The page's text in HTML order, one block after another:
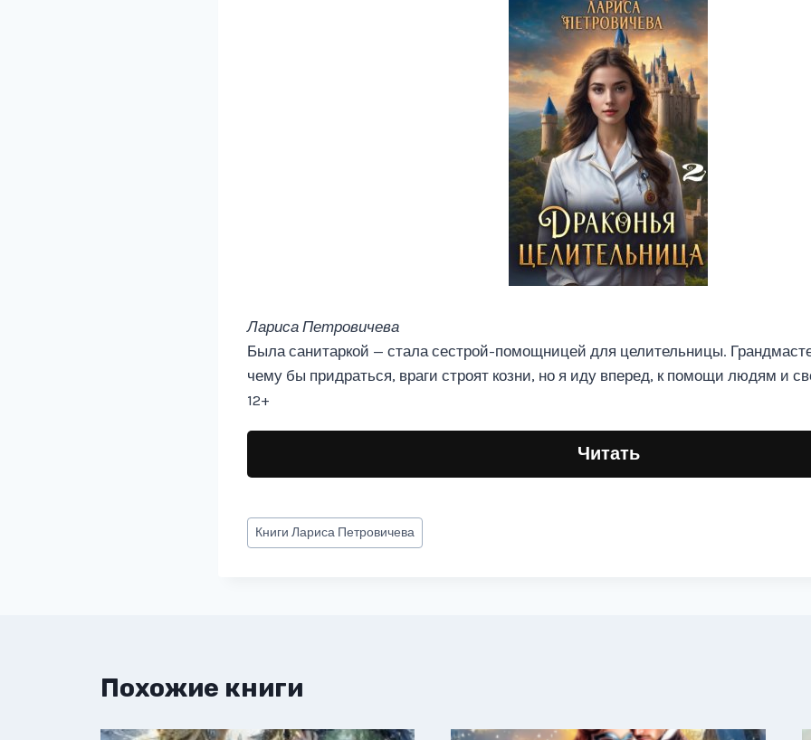
Лариса Петровичева
Была санитаркой — стала сестрой-помощницей для целительницы.
чему бы придраться, враги строят козни, но я иду вперед, к помощи людям и
12+
Читать
Метки
записи:
КнигиЛариса Петровичева
Похожие книги